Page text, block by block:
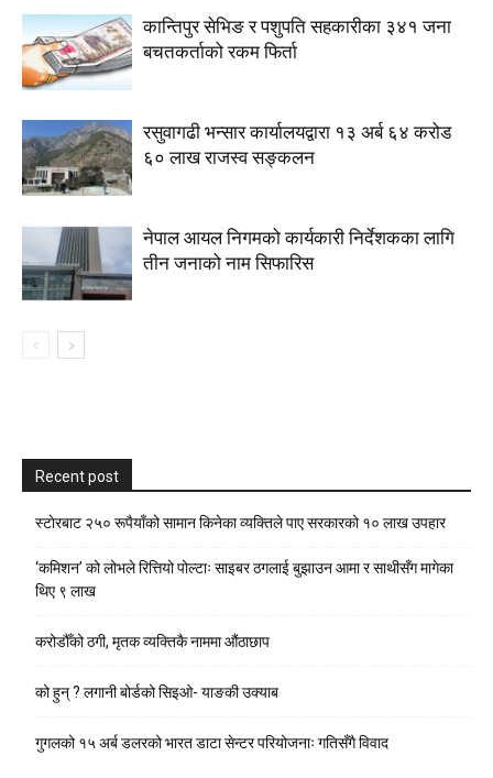
कान्तिपुर सेभिङ र पशुपति सहकारीका ३४१ जना
बचतकर्ताको रकम फिर्ता
रसुवागढी भन्सार कार्यालयद्वारा १३ अर्ब ६४ करोड
६० लाख राजस्व सङ्कलन
नेपाल आयल निगमको कार्यकारी निर्देशकका लागि
तीन जनाको नाम सिफारिस
Recent post
स्टाेरबाट २५० रूपैयाँको सामान किनेका व्यक्तिले पाए सरकारको १० लाख उपहार
‘कमिशन’ को लोभले रित्तियो पोल्टाः साइबर ठगलाई बुझाउन आमा र साथीसँग मागेका
थिए ९ लाख
करोडौँको ठगी, मृतक व्यक्तिकै नाममा औंठाछाप
को हुन् ? लगानी बोर्डको सिइओ- याङकी उक्याब
गुगलको १५ अर्ब डलरको भारत डाटा सेन्टर परियोजनाः गतिसँगै विवाद